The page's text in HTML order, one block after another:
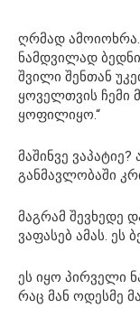
ღრმად ამოიოხრა.
ნამდვილად
შვილი შენთან
ყოველთვის ჩემი
ყოფილიყო.“
მაშინვე
განმავლობაში
მაგრამ შევხედე
ვაფასებ ამას. ეს
ეს იყო პირველი
რაც მან ოდესმე